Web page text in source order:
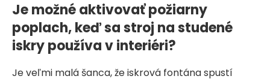
Je možné aktivovať požiarny
poplach, keď sa stroj na studené
iskry používa v interiéri?
Je veľmi malá šanca, že iskrová fontána spustí